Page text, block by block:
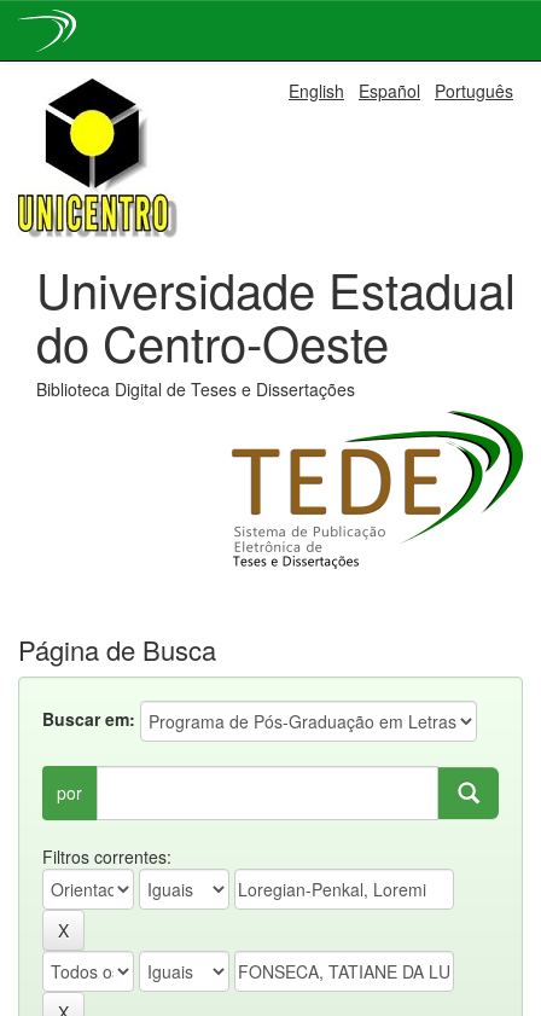
navigation
English Español Português
Universidade Estadual
do Centro-Oeste
Biblioteca Digital de Teses e Dissertações
Página de Busca
Buscar em:
por
Filtros correntes: